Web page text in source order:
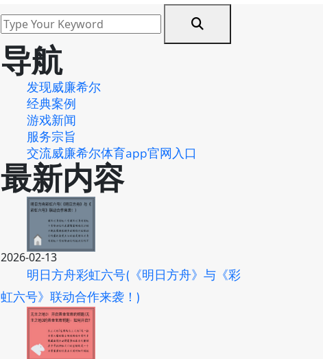
导航
发现威廉希尔
经典案例
游戏新闻
服务宗旨
交流威廉希尔体育app官网入口
最新内容
2026-02-13
明日方舟彩虹六号(《明日方舟》与《彩
虹六号》联动合作来袭！)